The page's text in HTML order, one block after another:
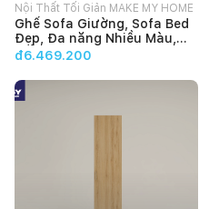
Nội Thất Tối Giản MAKE MY HOME
Ghế Sofa Giường, Sofa Bed
Đẹp, Đa năng Nhiều Màu,
Kiểu Dáng Đơn Giản Make
hành 12 tháng
đ6.469.200